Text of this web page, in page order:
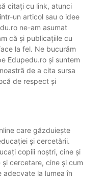
citați cu link, atunci
un articol sau o idee
ne-am asumat
că și publicațiile cu
la fel. Ne bucurăm
Edupedu.ro și suntem
de a cita sursa
de respect și
care găzduiește
și cercetării.
copiii noștri, cine și
cercetare, cine și cum
la lumea în